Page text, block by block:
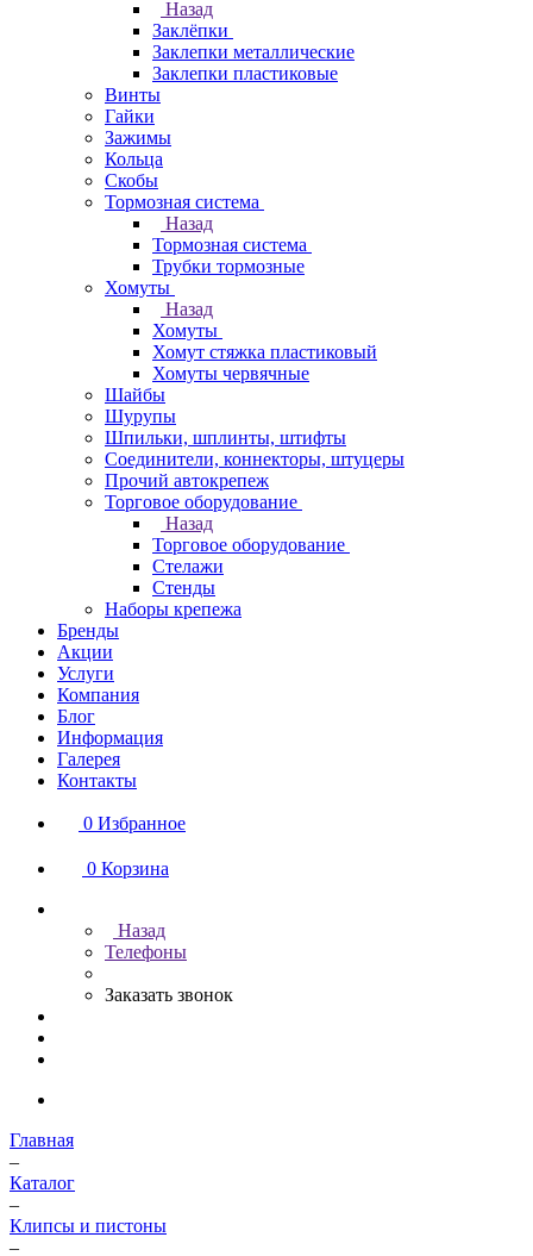
Назад
Заклёпки
Заклепки металлические
Заклепки пластиковые
Винты
Гайки
Зажимы
Кольца
Скобы
Тормозная система
Назад
Тормозная система
Трубки тормозные
Хомуты
Назад
Хомуты
Хомут стяжка пластиковый
Хомуты червячные
Шайбы
Шурупы
Шпильки, шплинты, штифты
Соединители, коннекторы, штуцеры
Прочий автокрепеж
Торговое оборудование
Назад
Торговое оборудование
Стелажи
Стенды
Наборы крепежа
Бренды
Акции
Услуги
Компания
Блог
Информация
Галерея
Контакты
0 Избранное
0 Корзина
Назад
Телефоны
Заказать звонок
Главная
–
Каталог
–
Клипсы и пистоны
–